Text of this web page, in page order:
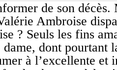
de son décès.
Ambroise
? Seuls les fins
dame, dont pourtant
à l’excellente et